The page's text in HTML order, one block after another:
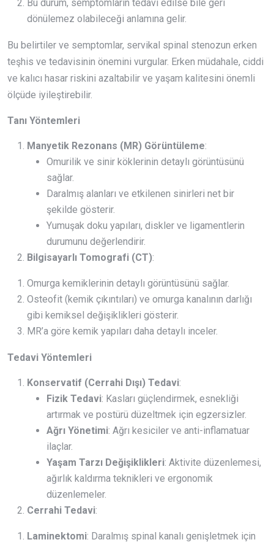
Bu durum, semptomların tedavi edilse bile geri
dönülemez olabileceği anlamına gelir.
Bu belirtiler ve semptomlar, servikal spinal stenozun erken
teşhis ve tedavisinin önemini vurgular. Erken müdahale, ciddi
ve kalıcı hasar riskini azaltabilir ve yaşam kalitesini önemli
ölçüde iyileştirebilir.
Tanı Yöntemleri
Manyetik Rezonans (MR) Görüntüleme:
Omurilik ve sinir köklerinin detaylı görüntüsünü
sağlar.
Daralmış alanları ve etkilenen sinirleri net bir
şekilde gösterir.
Yumuşak doku yapıları, diskler ve ligamentlerin
durumunu değerlendirir.
Bilgisayarlı Tomografi (CT):
Omurga kemiklerinin detaylı görüntüsünü sağlar.
Osteofit (kemik çıkıntıları) ve omurga kanalının darlığı
gibi kemiksel değişiklikleri gösterir.
MR’a göre kemik yapıları daha detaylı inceler.
Tedavi Yöntemleri
Konservatif (Cerrahi Dışı) Tedavi:
Fizik Tedavi: Kasları güçlendirmek, esnekliği
artırmak ve postürü düzeltmek için egzersizler.
Ağrı Yönetimi: Ağrı kesiciler ve anti-inflamatuar
ilaçlar.
Yaşam Tarzı Değişiklikleri: Aktivite düzenlemesi,
ağırlık kaldırma teknikleri ve ergonomik
düzenlemeler.
Cerrahi Tedavi:
Laminektomi: Daralmış spinal kanalı genişletmek için